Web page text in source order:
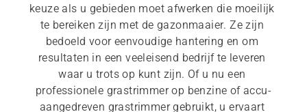
keuze als u gebieden moet afwerken die moeilijk
te bereiken zijn met de gazonmaaier. Ze zijn
bedoeld voor eenvoudige hantering en om
resultaten in een veeleisend bedrijf te leveren
waar u trots op kunt zijn. Of u nu een
professionele grastrimmer op benzine of accu-
aangedreven grastrimmer gebruikt, u ervaart